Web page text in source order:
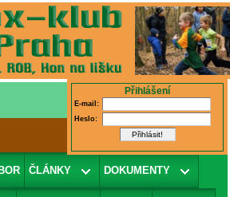
Přihlášení
E-mail:
Heslo:
ČLÁNKY DOKUMENTY
Hlavno (v galerii
Hlavno)